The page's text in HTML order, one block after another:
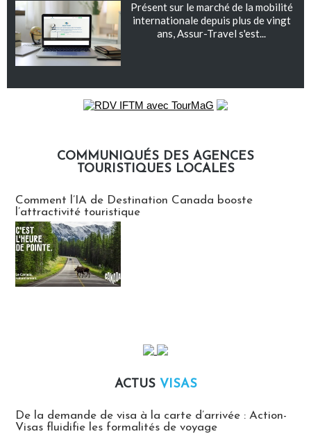
Présent sur le marché de la mobilité
internationale depuis plus de vingt
ans, Assur-Travel s'est...
COMMUNIQUÉS DES AGENCES
TOURISTIQUES LOCALES
Comment l’IA de Destination Canada booste
l’attractivité touristique
ACTUS VISAS
De la demande de visa à la carte d’arrivée : Action-
Visas fluidifie les formalités de voyage